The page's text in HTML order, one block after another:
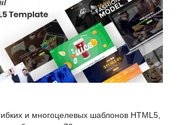
и многоцелевых шаблонов HTML5,